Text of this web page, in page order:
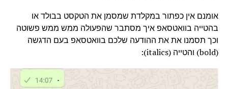
אומנם אין כפתור במקלדת שמסמן את הטקסט בבולד או
בהטייה בוואטסאפ איך מסתבר שהפעולה ממש ממש פשוטה
וכך תסמנו את את ההודעה שלכם בוואטסאפ בעם הדגשה
(bold) והטייה (italics):